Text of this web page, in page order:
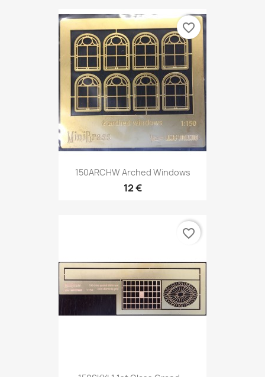
150ARCHW Arched Windows
12 €
favorite_border
favorite_border